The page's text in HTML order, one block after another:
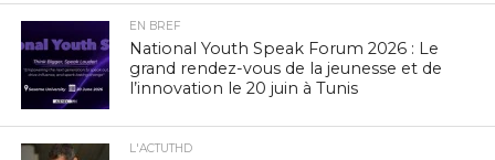
EN BREF
National Youth Speak Forum 2026 : Le
grand rendez-vous de la jeunesse et de
l’innovation le 20 juin à Tunis
L'ACTUTHD